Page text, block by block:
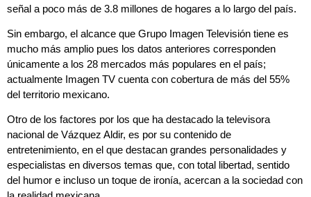
señal a poco más de 3.8 millones de hogares a lo largo del país.
Sin embargo, el alcance que Grupo Imagen Televisión tiene es
mucho más amplio pues los datos anteriores corresponden
únicamente a los 28 mercados más populares en el país;
actualmente Imagen TV cuenta con cobertura de más del 55%
del territorio mexicano.
Otro de los factores por los que ha destacado la televisora
nacional de Vázquez Aldir, es por su contenido de
entretenimiento, en el que destacan grandes personalidades y
especialistas en diversos temas que, con total libertad, sentido
del humor e incluso un toque de ironía, acercan a la sociedad con